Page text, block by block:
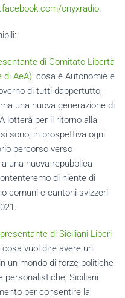
onyxradio.
di Comitato Libertà
di AeA): cosa è Autonomie e
di tutti dappertutto;
una nuova generazione di
lotterà per il ritorno alla
sono; in prospettiva ogni
percorso verso
una nuova repubblica
di niente di
comuni e cantoni svizzeri -
di Siciliani Liberi
cosa vuol dire avere un
un mondo di forze politiche
personalistiche, Siciliani
per consentire la